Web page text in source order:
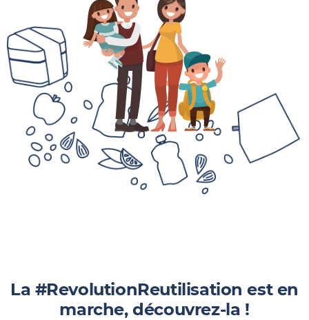
La #RevolutionReutilisation est en
marche, découvrez-la !